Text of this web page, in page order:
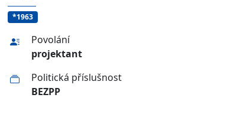
*1963
Povolání
projektant
Politická příslušnost
BEZPP